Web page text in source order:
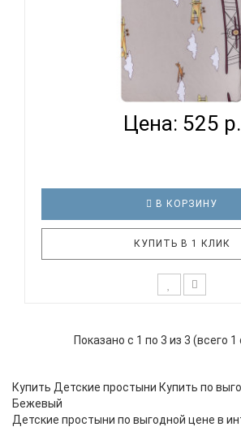
ВОМБАТИК CLASSIC
ПРОСТЫНЯ НА...
Цена: 525 р.
В КОРЗИНУ
КУПИТЬ В 1 КЛИК
каждый родитель подходит очень
веселый рисунок, высокая
Показано с 1 по 3 из 3 (всего
Купить Детские простыни Купить по
Бежевый
Детские простыни по выгодной цене в